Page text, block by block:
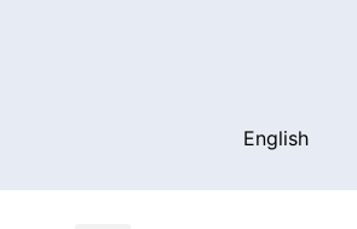
English